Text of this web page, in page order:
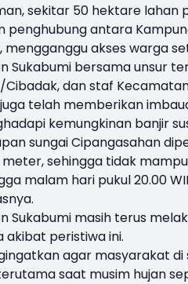
sekitar 50 hektare lahan
penghubung antara
akses warga
Sukabumi bersama unsur
Cibadak, dan staf
juga telah memberikan
kemungkinan banjir
sungai Cipangasahan
meter, sehingga tidak
malam hari pukul 20.00
Sukabumi masih terus
akibat peristiwa ini.
agar masyarakat
saat musim hujan